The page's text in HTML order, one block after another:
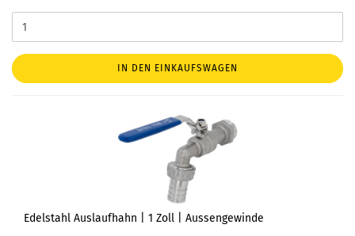
IN DEN EINKAUFSWAGEN
Edelstahl Auslaufhahn | 1 Zoll | Aussengewinde